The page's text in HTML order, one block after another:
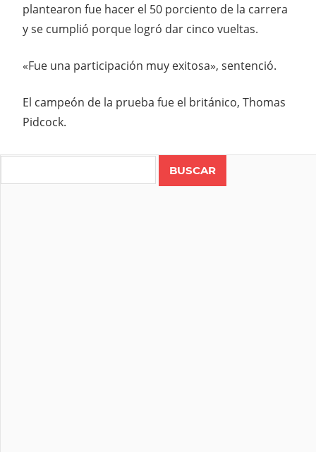
plantearon fue hacer el 50 porciento de la carrera
y se cumplió porque logró dar cinco vueltas.
«Fue una participación muy exitosa», sentenció.
El campeón de la prueba fue el británico, Thomas
Pidcock.
CROSS